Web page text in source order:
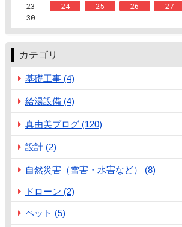
23 24 25 26 27
30
カテゴリ
基礎工事 (4)
給湯設備 (4)
真由美ブログ (120)
設計 (2)
自然災害（雪害・水害など） (8)
ドローン (2)
ペット (5)